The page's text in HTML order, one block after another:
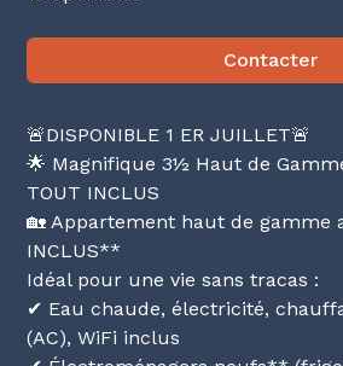
🚨DISPONIBLE 1 ER JUILLET🚨
🌟 Magnifique 3½ Haut de
TOUT INCLUS
🏡 Appartement haut de gamme
INCLUS**
Idéal pour une vie sans tracas :
✔ Eau chaude, électricité,
(AC), WiFi inclus
Contacter